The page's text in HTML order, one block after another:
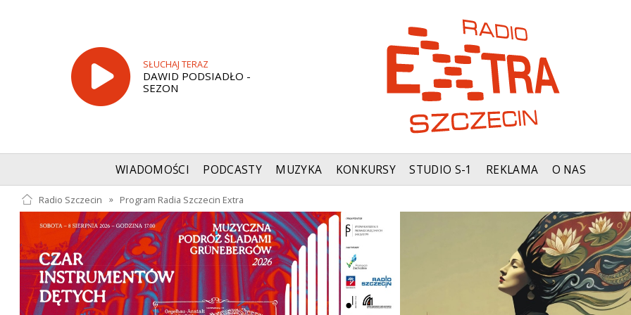
SŁUCHAJ TERAZ
DAWID PODSIADŁO -
SEZON
WIADOMOŚCI PODCASTY MUZYKA KONKURSY STUDIO S-1 REKLAMA O NAS
Radio Szczecin » Program Radia Szczecin Extra